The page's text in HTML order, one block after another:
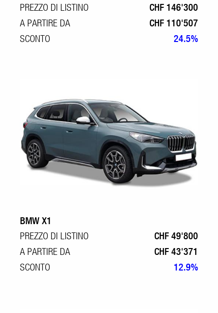
PREZZO DI LISTINO
CHF 146'300
A PARTIRE DA
CHF 110'507
SCONTO
24.5%
BMW X1
PREZZO DI LISTINO
CHF 49'800
A PARTIRE DA
CHF 43'371
SCONTO
12.9%